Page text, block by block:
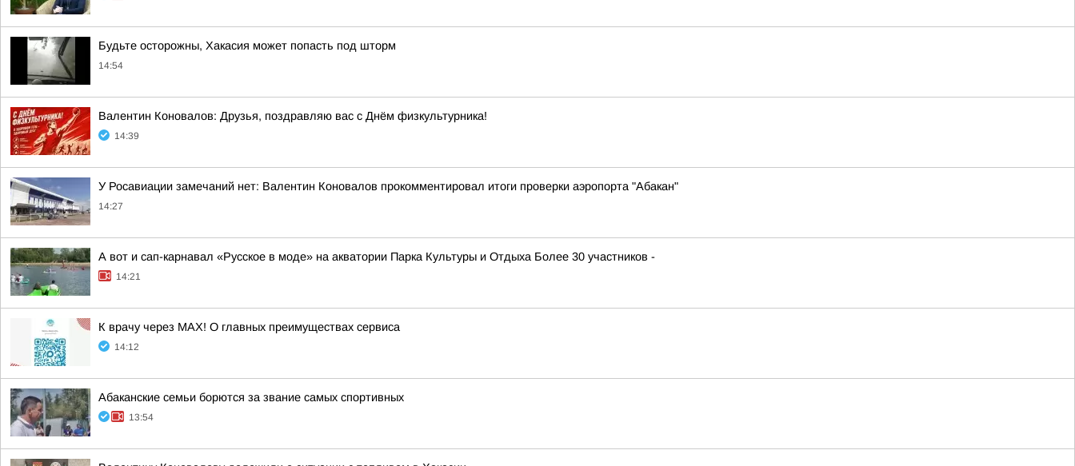
Будьте осторожны, Хакасия может попасть под шторм
14:54
Валентин Коновалов: Друзья, поздравляю вас с Днём физкультурника!
14:39
У Росавиации замечаний нет: Валентин Коновалов прокомментировал итоги проверки аэропорта "Абакан"
14:27
А вот и сап-карнавал «Русское в моде» на акватории Парка Культуры и Отдыха Более 30 участников -
14:21
К врачу через МАХ! О главных преимуществах сервиса
14:12
Абаканские семьи борются за звание самых спортивных
13:54